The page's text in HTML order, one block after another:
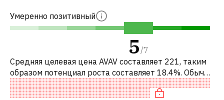
Умеренно позитивный
5 /7
Средняя целевая цена AVAV составляет 221, таким
образом потенциал роста составляет 18.4%. Обычно
это означает рекомендацию «ПОКУПАТЬ» среди
инвестиционных компаний или ре